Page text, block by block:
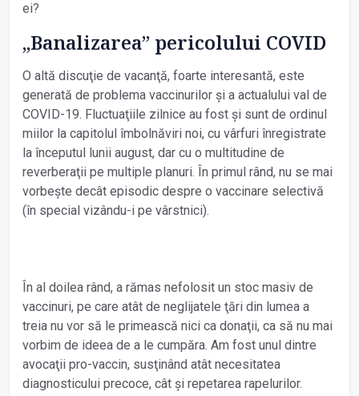
ei?
„Banalizarea” pericolului COVID
O altă discuţie de vacanţă, foarte interesantă, este
generată de problema vaccinurilor și a actualului val de
COVID-19. Fluctuaţiile zilnice au fost și sunt de ordinul
miilor la capitolul îmbolnăviri noi, cu vârfuri înregistrate
la începutul lunii august, dar cu o multitudine de
reverberaţii pe multiple planuri. În primul rând, nu se mai
vorbește decât episodic despre o vaccinare selectivă
(în special vizându-i pe vârstnici).
În al doilea rând, a rămas nefolosit un stoc masiv de
vaccinuri, pe care atât de neglijatele ţări din lumea a
treia nu vor să le primească nici ca donaţii, ca să nu mai
vorbim de ideea de a le cumpăra. Am fost unul dintre
avocaţii pro-vaccin, susţinând atât necesitatea
diagnosticului precoce, cât și repetarea rapelurilor.